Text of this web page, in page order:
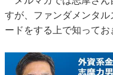
すが、ファンダメンタ
ードをする上で知ってお